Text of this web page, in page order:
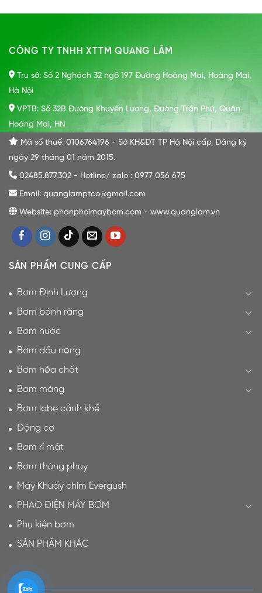
CÔNG TY TNHH XTTM QUANG LÂM
Trụ sở: Số 2 Nghách 32 ngõ 197 Đường Hoàng Mai, Hoàng Mai,
Hà Nội
VPTB: Số 32B Đường Khuyến Lương, Đường Trần Phú, Quận
Hoàng Mai, HN
Mã số thuế: 0106764196 - Sở KH&ĐT TP Hà Nội cấp. Đăng ký
ngày 29 tháng 01 năm 2015.
02485.877.302 - Hotline/ zalo : 0977 056 675
Email: quanglamptco@gmail.com
Website: phanphoimaybom.com - www.quanglam.vn
SẢN PHẨM CUNG CẤP
Bơm Định Lượng
Bơm bánh răng
Bơm nước
Bơm dầu nóng
Bơm hóa chất
Bơm màng
Bơm lobe cánh khế
Động cơ
Bơm rỉ mật
Bơm thùng phuy
Máy Khuấy chìm Evergush
PHAO ĐIỆN MÁY BƠM
Phụ kiện bơm
SẢN PHẨM KHÁC